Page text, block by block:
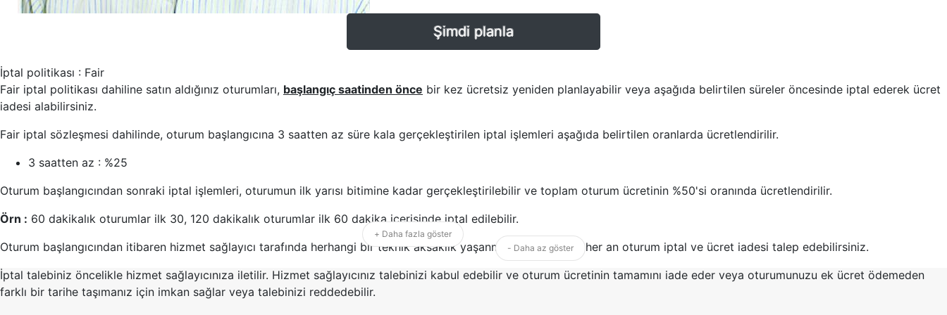
Şimdi planla
İptal politikası : Fair
Fair iptal politikası dahiline satın aldığınız oturumları, başlangıç saatinden önce bir kez ücretsiz yeniden planlayabilir veya aşağıda belirtilen süreler öncesinde iptal ederek ücret
iadesi alabilirsiniz.
Fair iptal sözleşmesi dahilinde, oturum başlangıcına 3 saatten az süre kala gerçekleştirilen iptal işlemleri aşağıda belirtilen oranlarda ücretlendirilir.
3 saatten az : %25
Oturum başlangıcından sonraki iptal işlemleri, oturumun ilk yarısı bitimine kadar gerçekleştirilebilir ve toplam oturum ücretinin %50'si oranında ücretlendirilir.
Örn : 60 dakikalık oturumlar ilk 30, 120 dakikalık oturumlar ilk 60 dakika içerisinde iptal edilebilir.
Oturum başlangıcından itibaren hizmet sağlayıcı tarafında herhangi bir teknik aksaklık yaşanması durumunda, her an oturum iptal ve ücret iadesi talep edebilirsiniz.
İptal talebiniz öncelikle hizmet sağlayıcınıza iletilir. Hizmet sağlayıcınız talebinizi kabul edebilir ve oturum ücretinin tamamını iade eder veya oturumunuzu ek ücret ödemeden
farklı bir tarihe taşımanız için imkan sağlar veya talebinizi reddedebilir.
+ Daha fazla göster
- Daha az göster